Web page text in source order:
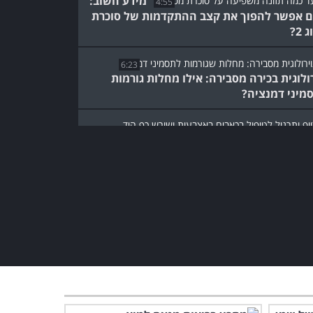
אפשר להפוך את קצב ההתקדמות של סוכרת
2?
6:23
בכירה מסבירה: אילו מחלות גורמות
דמנציה?
בדכדוך וחרדה